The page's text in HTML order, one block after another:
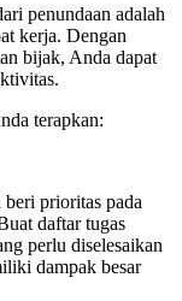
penundaan adalah
kerja. Dengan
bijak, Anda dapat
terapkan:
prioritas pada
daftar tugas
perlu diselesaikan
dampak besar